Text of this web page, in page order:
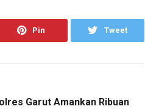
Pin Tweet
Garut Amankan Ribuan